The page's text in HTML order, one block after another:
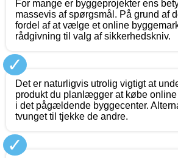
For mange er byggeprojekter ens
massevis af spørgsmål. På grund af
fordel af at vælge et online
rådgivning til valg af sikkerhedskniv.
✓
Det er naturligvis utrolig vigtigt at
produkt du planlægger at købe
i det pågældende byggecenter.
tvunget til tjekke de andre.
✓